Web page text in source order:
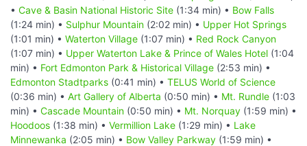
• Cave & Basin National Historic Site (1:34 min) • Bow Falls
(1:24 min) • Sulphur Mountain (2:02 min) • Upper Hot Springs
(1:01 min) • Waterton Village (1:07 min) • Red Rock Canyon
(1:07 min) • Upper Waterton Lake & Prince of Wales Hotel (1:04
min) • Fort Edmonton Park & Historical Village (2:53 min) •
Edmonton Stadtparks (0:41 min) • TELUS World of Science
(0:36 min) • Art Gallery of Alberta (0:50 min) • Mt. Rundle (1:03
min) • Cascade Mountain (0:50 min) • Mt. Norquay (1:59 min) •
Hoodoos (1:38 min) • Vermillion Lake (1:29 min) • Lake
Minnewanka (2:05 min) • Bow Valley Parkway (1:59 min) •